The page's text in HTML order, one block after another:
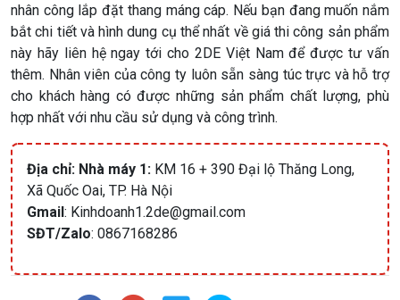
nhân công lắp đặt thang máng cáp. Nếu bạn đang muốn nắm
bắt chi tiết và hình dung cụ thể nhất về giá thi công sản phẩm
này hãy liên hệ ngay tới cho 2DE Việt Nam để được tư vấn
thêm. Nhân viên của công ty luôn sẵn sàng túc trực và hỗ trợ
cho khách hàng có được những sản phẩm chất lượng, phù
hợp nhất với nhu cầu sử dụng và công trình.
Địa chỉ: Nhà máy 1: KM 16 + 390 Đại lộ Thăng Long,
Xã Quốc Oai, TP. Hà Nội
Gmail: Kinhdoanh1.2de@gmail.com
SĐT/Zalo: 0867168286